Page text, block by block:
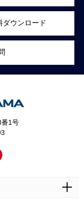
ダウンロード
1号